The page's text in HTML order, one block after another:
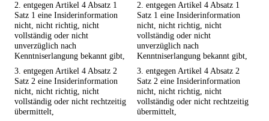
2. entgegen Artikel 4 Absatz 1
Satz 1 eine Insiderinformation
nicht, nicht richtig, nicht
vollständig oder nicht
unverzüglich nach
Kenntniserlangung bekannt gibt,
2. entgegen Artikel 4 Absatz 1
Satz 1 eine Insiderinformation
nicht, nicht richtig, nicht
vollständig oder nicht
unverzüglich nach
Kenntniserlangung bekannt gibt,
3. entgegen Artikel 4 Absatz 2
Satz 2 eine Insiderinformation
nicht, nicht richtig, nicht
vollständig oder nicht rechtzeitig
übermittelt,
3. entgegen Artikel 4 Absatz 2
Satz 2 eine Insiderinformation
nicht, nicht richtig, nicht
vollständig oder nicht rechtzeitig
übermittelt,